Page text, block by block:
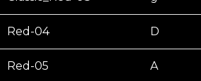
Red-04 D
Red-05 A